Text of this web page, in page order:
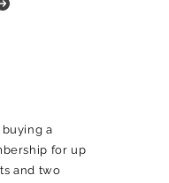
a
for up
and two